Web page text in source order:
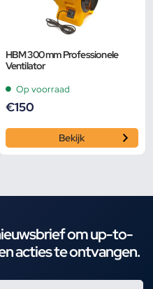
HBM 300 mm Professionele
Ventilator
Op voorraad
€150
Bekijk
om up-to-
acties te ontvangen.